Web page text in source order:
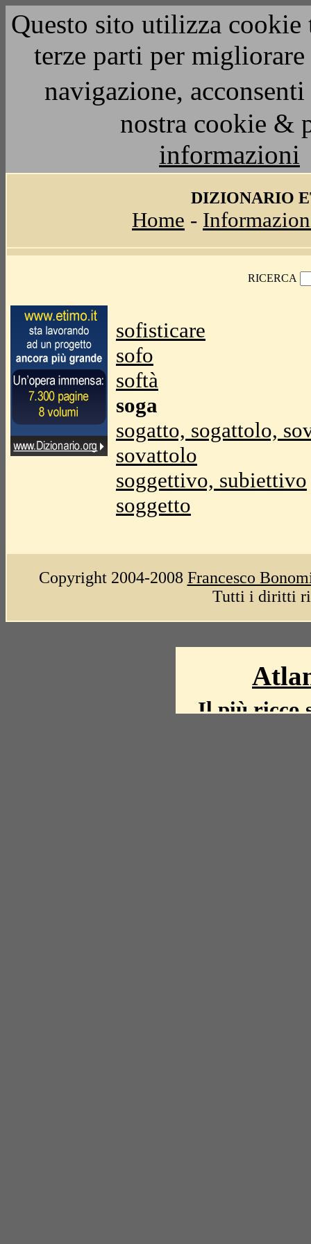
Questo sito utilizza
terze parti per
navigazione,
nostra cookie &
informazioni
DIZIONARIO
Home -
RICERCA
sofisticare
sofo
softà
soga
sogatto, sogattolo,
sovattolo
soggettivo, subiettivo
soggetto
Copyright 2004-2008 Francesco
Tutti i diritti
Il più ricco